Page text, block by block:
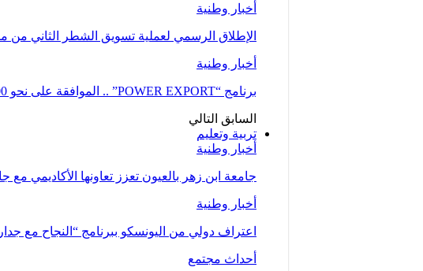
أخبار وطنية
الإطلاق الرسمي لعملية تسويق الشطر الثاني من
أخبار وطنية
برنامج “POWER EXPORT” .. الموافقة على نحو 100 طلب لدعم ومواكبة المقاولات
السابق التالي
تربية وتعليم
أخبار وطنية
جامعة ابن زهر بالعيون تعزز تعاونها الأكاديمي مع
أخبار وطنية
اعتراف دولي من اليونسكو ببرنامج “النجاح مع
أحداث مجتمع